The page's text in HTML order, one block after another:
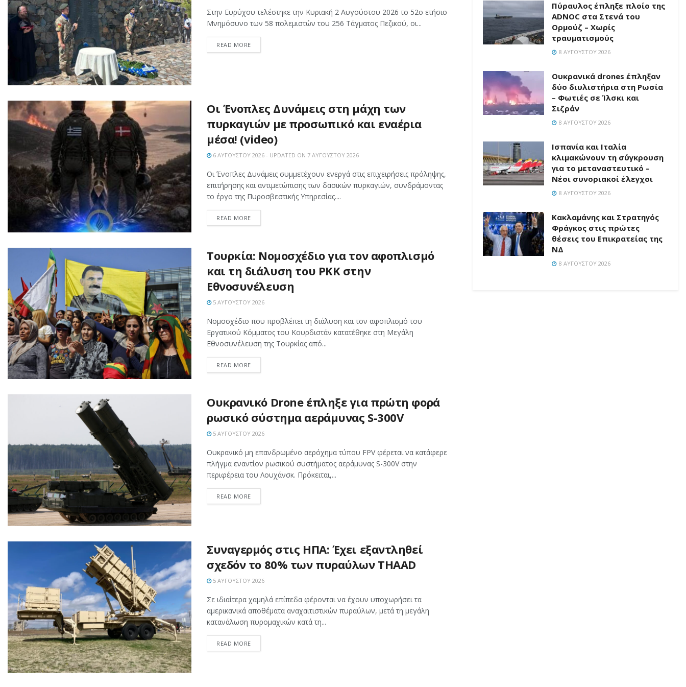
Στην Ευρύχου τελέστηκε την Κυριακή 2 Αυγούστου 2026 το 52ο ετήσιο
Μνημόσυνο των 58 πολεμιστών του 256 Τάγματος Πεζικού, οι...
READ MORE
Οι Ένοπλες Δυνάμεις στη μάχη των
πυρκαγιών με προσωπικό και εναέρια
μέσα! (video)
6 ΑΥΓΟΎΣΤΟΥ 2026 - UPDATED ON 7 ΑΥΓΟΎΣΤΟΥ 2026
Οι Ένοπλες Δυνάμεις συμμετέχουν ενεργά στις επιχειρήσεις πρόληψης,
επιτήρησης και αντιμετώπισης των δασικών πυρκαγιών, συνδράμοντας
το έργο της Πυροσβεστικής Υπηρεσίας....
READ MORE
Τουρκία: Νομοσχέδιο για τον αφοπλισμό
και τη διάλυση του PKK στην
Εθνοσυνέλευση
5 ΑΥΓΟΎΣΤΟΥ 2026
Νομοσχέδιο που προβλέπει τη διάλυση και τον αφοπλισμό του
Εργατικού Κόμματος του Κουρδιστάν κατατέθηκε στη Μεγάλη
Εθνοσυνέλευση της Τουρκίας από...
READ MORE
Ουκρανικό Drone έπληξε για πρώτη φορά
ρωσικό σύστημα αεράμυνας S-300V
5 ΑΥΓΟΎΣΤΟΥ 2026
Ουκρανικό μη επανδρωμένο αερόχημα τύπου FPV φέρεται να κατάφερε
πλήγμα εναντίον ρωσικού συστήματος αεράμυνας S-300V στην
περιφέρεια του Λουχάνσκ. Πρόκειται,...
READ MORE
Συναγερμός στις ΗΠΑ: Έχει εξαντληθεί
σχεδόν το 80% των πυραύλων THAAD
5 ΑΥΓΟΎΣΤΟΥ 2026
Σε ιδιαίτερα χαμηλά επίπεδα φέρονται να έχουν υποχωρήσει τα
αμερικανικά αποθέματα αναχαιτιστικών πυραύλων, μετά τη μεγάλη
κατανάλωση πυρομαχικών κατά τη...
READ MORE
Πύραυλος έπληξε πλοίο της
ADNOC στα Στενά του
Ορμούζ – Χωρίς
τραυματισμούς
8 ΑΥΓΟΎΣΤΟΥ 2026
Ουκρανικά drones έπληξαν
δύο διυλιστήρια στη Ρωσία
– Φωτιές σε Ίλσκι και
Σιζράν
8 ΑΥΓΟΎΣΤΟΥ 2026
Ισπανία και Ιταλία
κλιμακώνουν τη σύγκρουση
για το μεταναστευτικό –
Νέοι συνοριακοί έλεγχοι
8 ΑΥΓΟΎΣΤΟΥ 2026
Κακλαμάνης και Στρατηγός
Φράγκος στις πρώτες
θέσεις του Επικρατείας της
ΝΔ
8 ΑΥΓΟΎΣΤΟΥ 2026